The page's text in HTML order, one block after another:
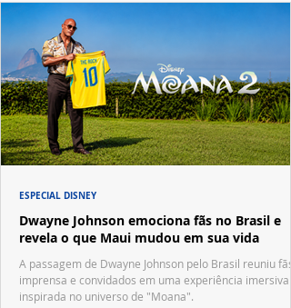
Dwayne Johnson emociona fãs no Brasil e
revela o que Maui mudou em sua vida
A passagem de Dwayne Johnson pelo Brasil reuniu fãs,
imprensa e convidados em uma experiência imersiva
inspirada no universo de "Moana".
ESPECIAL DISNEY